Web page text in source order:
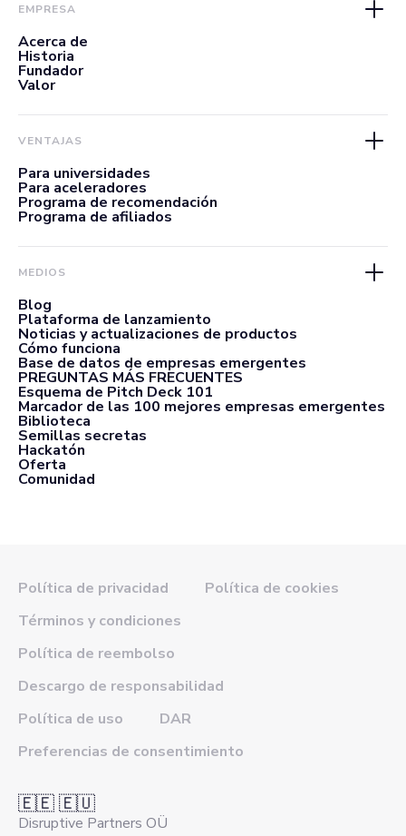
EMPRESA
Acerca de
Historia
Fundador
Valor
VENTAJAS
Para universidades
Para aceleradores
Programa de recomendación
Programa de afiliados
MEDIOS
Blog
Plataforma de lanzamiento
Noticias y actualizaciones de productos
Cómo funciona
Base de datos de empresas emergentes
PREGUNTAS MÁS FRECUENTES
Esquema de Pitch Deck 101
Marcador de las 100 mejores empresas emergentes
Biblioteca
Semillas secretas
Hackatón
Oferta
Comunidad
Política de privacidad
Política de cookies
Términos y condiciones
Política de reembolso
Descargo de responsabilidad
Política de uso
DAR
Preferencias de consentimiento
🇪🇪 🇪🇺
Disruptive Partners OÜ